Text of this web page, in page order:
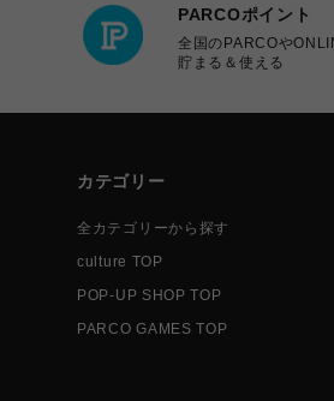
PARCOポイント
全国のPARCOや
貯まる＆使える
カテゴリー
全カテゴリーから探す
culture TOP
POP-UP SHOP TOP
PARCO GAMES TOP